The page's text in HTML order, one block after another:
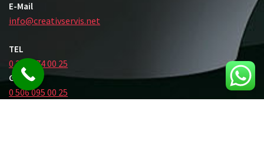
E-Mail
info@creativservis.net
TEL
0 212 474 00 25
GSM
0 506 095 00 25